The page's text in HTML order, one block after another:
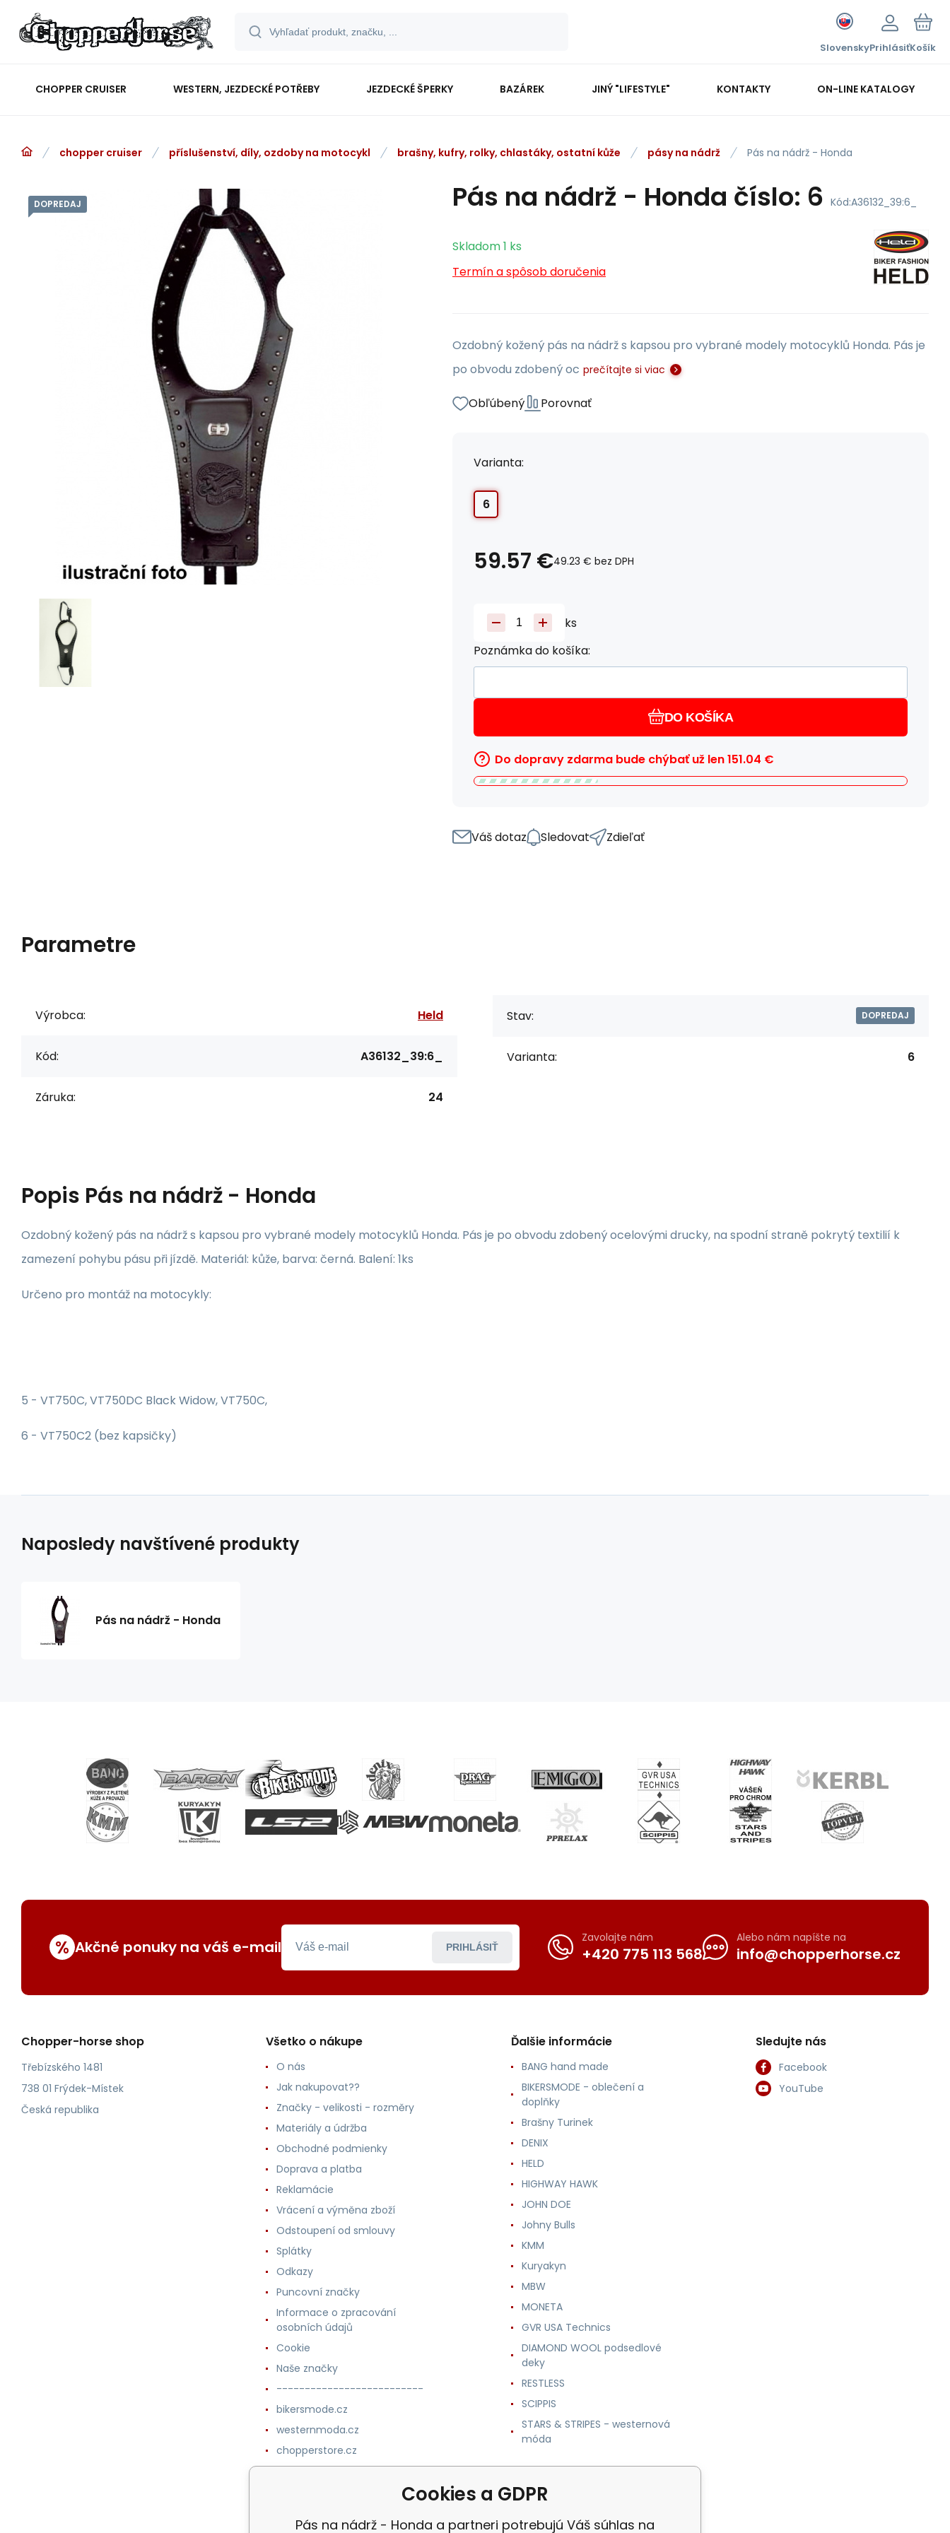
SlovenskyPrihlásiťKošík
CHOPPER CRUISER WESTERN, JEZDECKÉ POTŘEBY JEZDECKÉ ŠPERKY BAZÁREK JINÝ "LIFESTYLE" KONTAKTY ON-LINE KATALOGY
chopper cruiser příslušenství, díly, ozdoby na motocykl brašny, kufry, rolky, chlastáky, ostatní kůže pásy na nádrž Pás na nádrž - Honda
DOPREDAJ Pás na nádrž - Honda číslo: 6 Kód:A36132_39:6_
Skladom1 ks
Termín a spôsob doručenia
Ozdobný kožený pás na nádrž s kapsou pro vybrané modely motocyklů Honda. Pás je
po obvodu zdobený oc prečítajte si viac
Obľúbený Porovnať
Varianta:
6
59.57 €49.23 € bez DPH
ks
Poznámka do košíka:
DO KOŠÍKA
Do dopravy zdarma bude chýbať už len151.04 €
Váš dotaz Sledovat Zdieľať
Parametre
Výrobca: Held
Kód: A36132_39:6_
Záruka: 24
Stav: DOPREDAJ
Varianta: 6
Popis Pás na nádrž - Honda
Ozdobný kožený pás na nádrž s kapsou pro vybrané modely motocyklů Honda. Pás je po obvodu zdobený ocelovými drucky, na spodní straně pokrytý textilií k
zamezení pohybu pásu při jízdě. Materiál: kůže, barva: černá. Balení: 1ks
Určeno pro montáž na motocykly:
5 - VT750C, VT750DC Black Widow, VT750C,
6 - VT750C2 (bez kapsičky)
Naposledy navštívené produkty
Pás na nádrž - Honda
% Akčné ponuky na váš e-mail PRIHLÁSIŤ
Zavolajte nám
+420 775 113 568
Alebo nám napíšte na
info@chopperhorse.cz
Chopper-horse shop
Třebízského 1481
738 01 Frýdek-Místek
Česká republika
Všetko o nákupe
O nás
Jak nakupovat??
Značky - velikosti - rozměry
Materiály a údržba
Obchodné podmienky
Doprava a platba
Reklamácie
Vrácení a výměna zboží
Odstoupení od smlouvy
Splátky
Odkazy
Puncovní značky
Informace o zpracování
osobních údajů
Cookie
Naše značky
--------------------------
bikersmode.cz
westernmoda.cz
chopperstore.cz
westerntrade.cz
Ďalšie informácie
BANG hand made
BIKERSMODE - oblečení a
doplňky
Brašny Turinek
DENIX
HELD
HIGHWAY HAWK
JOHN DOE
Johny Bulls
KMM
Kuryakyn
MBW
MONETA
GVR USA Technics
DIAMOND WOOL podsedlové
deky
RESTLESS
SCIPPIS
STARS & STRIPES - westernová
móda
Sledujte nás
Facebook
YouTube
Cookies a GDPR
Pás na nádrž - Honda a partneri potrebujú Váš súhlas na